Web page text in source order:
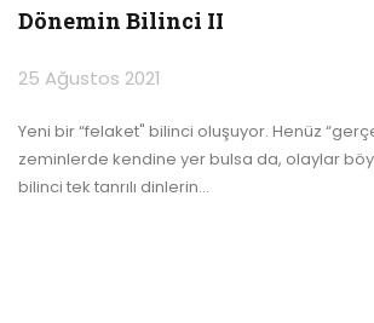
Dönemin Bilinci II
25 Ağustos 2021
Yeni bir “felaket" bilinci oluşuyor. Henüz
zeminlerde kendine yer bulsa da, olaylar
bilinci tek tanrılı dinlerin…